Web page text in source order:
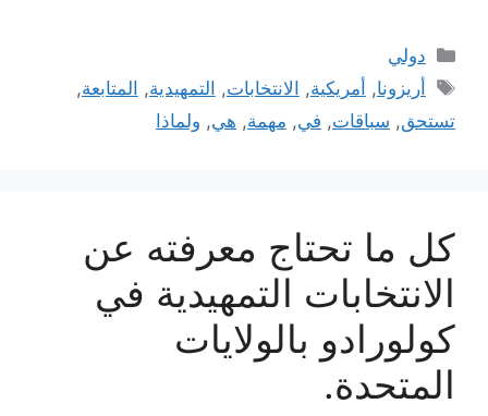
التصنيفات
دولي
الوسوم
أريزونا, أمريكية, الانتخابات, التمهيدية, المتابعة,
تستحق, سباقات, في, مهمة, هي, ولماذا
كل ما تحتاج معرفته عن
الانتخابات التمهيدية في
كولورادو بالولايات
المتحدة.